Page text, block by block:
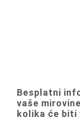
Besplatni
vaše
kolika će biti